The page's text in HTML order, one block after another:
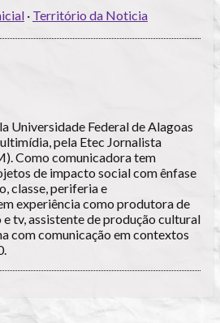
· Território da Noticia
Universidade Federal de Alagoas
pela Etec Jornalista
Como comunicadora tem
de impacto social com ênfase
classe, periferia e
experiência como produtora de
tv, assistente de produção cultural
com comunicação em contextos